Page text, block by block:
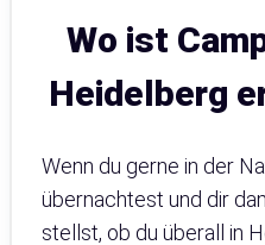
Wo ist
Heidelberg
Wenn du gerne in der
übernachtest und dir
stellst, ob du überall in